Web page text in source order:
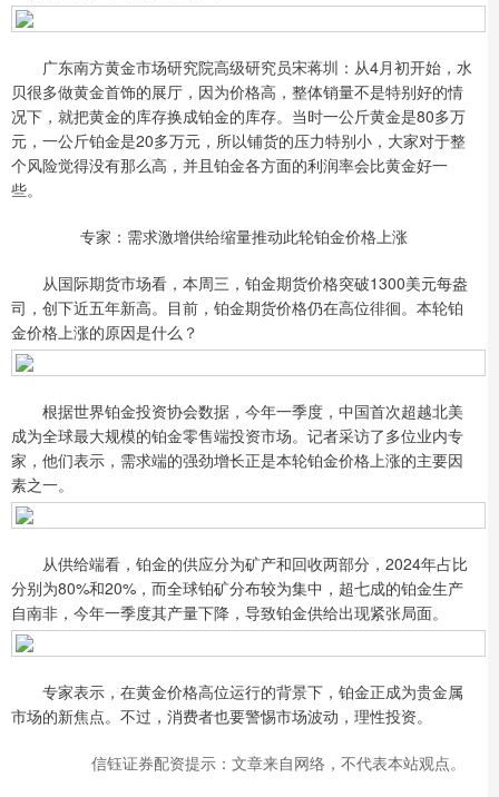
广东南方黄金市场研究院高级研究员宋蒋圳：从4月初开始，水
贝很多做黄金首饰的展厅，因为价格高，整体销量不是特别好的情
况下，就把黄金的库存换成铂金的库存。当时一公斤黄金是80多万
元，一公斤铂金是20多万元，所以铺货的压力特别小，大家对于整
个风险觉得没有那么高，并且铂金各方面的利润率会比黄金好一
些。
专家：需求激增供给缩量推动此轮铂金价格上涨
从国际期货市场看，本周三，铂金期货价格突破1300美元每盎
司，创下近五年新高。目前，铂金期货价格仍在高位徘徊。本轮铂
金价格上涨的原因是什么？
根据世界铂金投资协会数据，今年一季度，中国首次超越北美
成为全球最大规模的铂金零售端投资市场。记者采访了多位业内专
家，他们表示，需求端的强劲增长正是本轮铂金价格上涨的主要因
素之一。
从供给端看，铂金的供应分为矿产和回收两部分，2024年占比
分别为80%和20%，而全球铂矿分布较为集中，超七成的铂金生产
自南非，今年一季度其产量下降，导致铂金供给出现紧张局面。
专家表示，在黄金价格高位运行的背景下，铂金正成为贵金属
市场的新焦点。不过，消费者也要警惕市场波动，理性投资。
信钰证券配资提示：文章来自网络，不代表本站观点。